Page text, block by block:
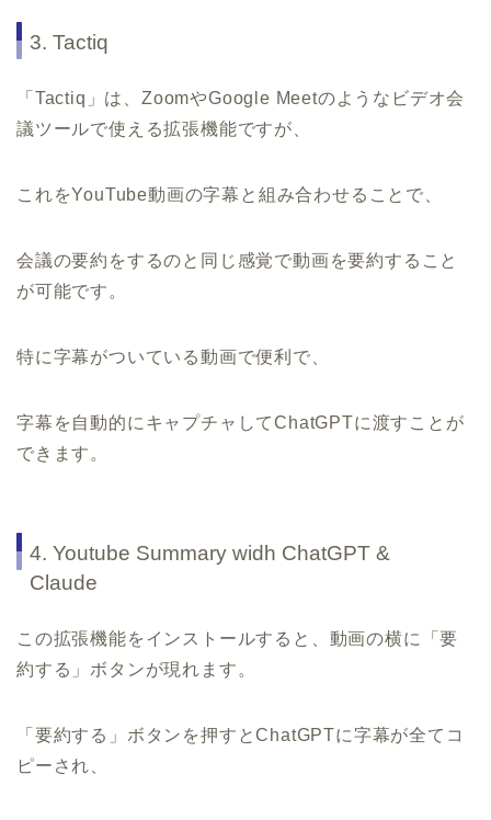
3. Tactiq
「Tactiq」は、ZoomやGoogle Meetのようなビデオ会
議ツールで使える拡張機能ですが、
これをYouTube動画の字幕と組み合わせることで、
会議の要約をするのと同じ感覚で動画を要約すること
が可能です。
特に字幕がついている動画で便利で、
字幕を自動的にキャプチャしてChatGPTに渡すことが
できます。
4. Youtube Summary widh ChatGPT &
Claude
この拡張機能をインストールすると、動画の横に「要
約する」ボタンが現れます。
「要約する」ボタンを押すとChatGPTに字幕が全てコ
ピーされ、